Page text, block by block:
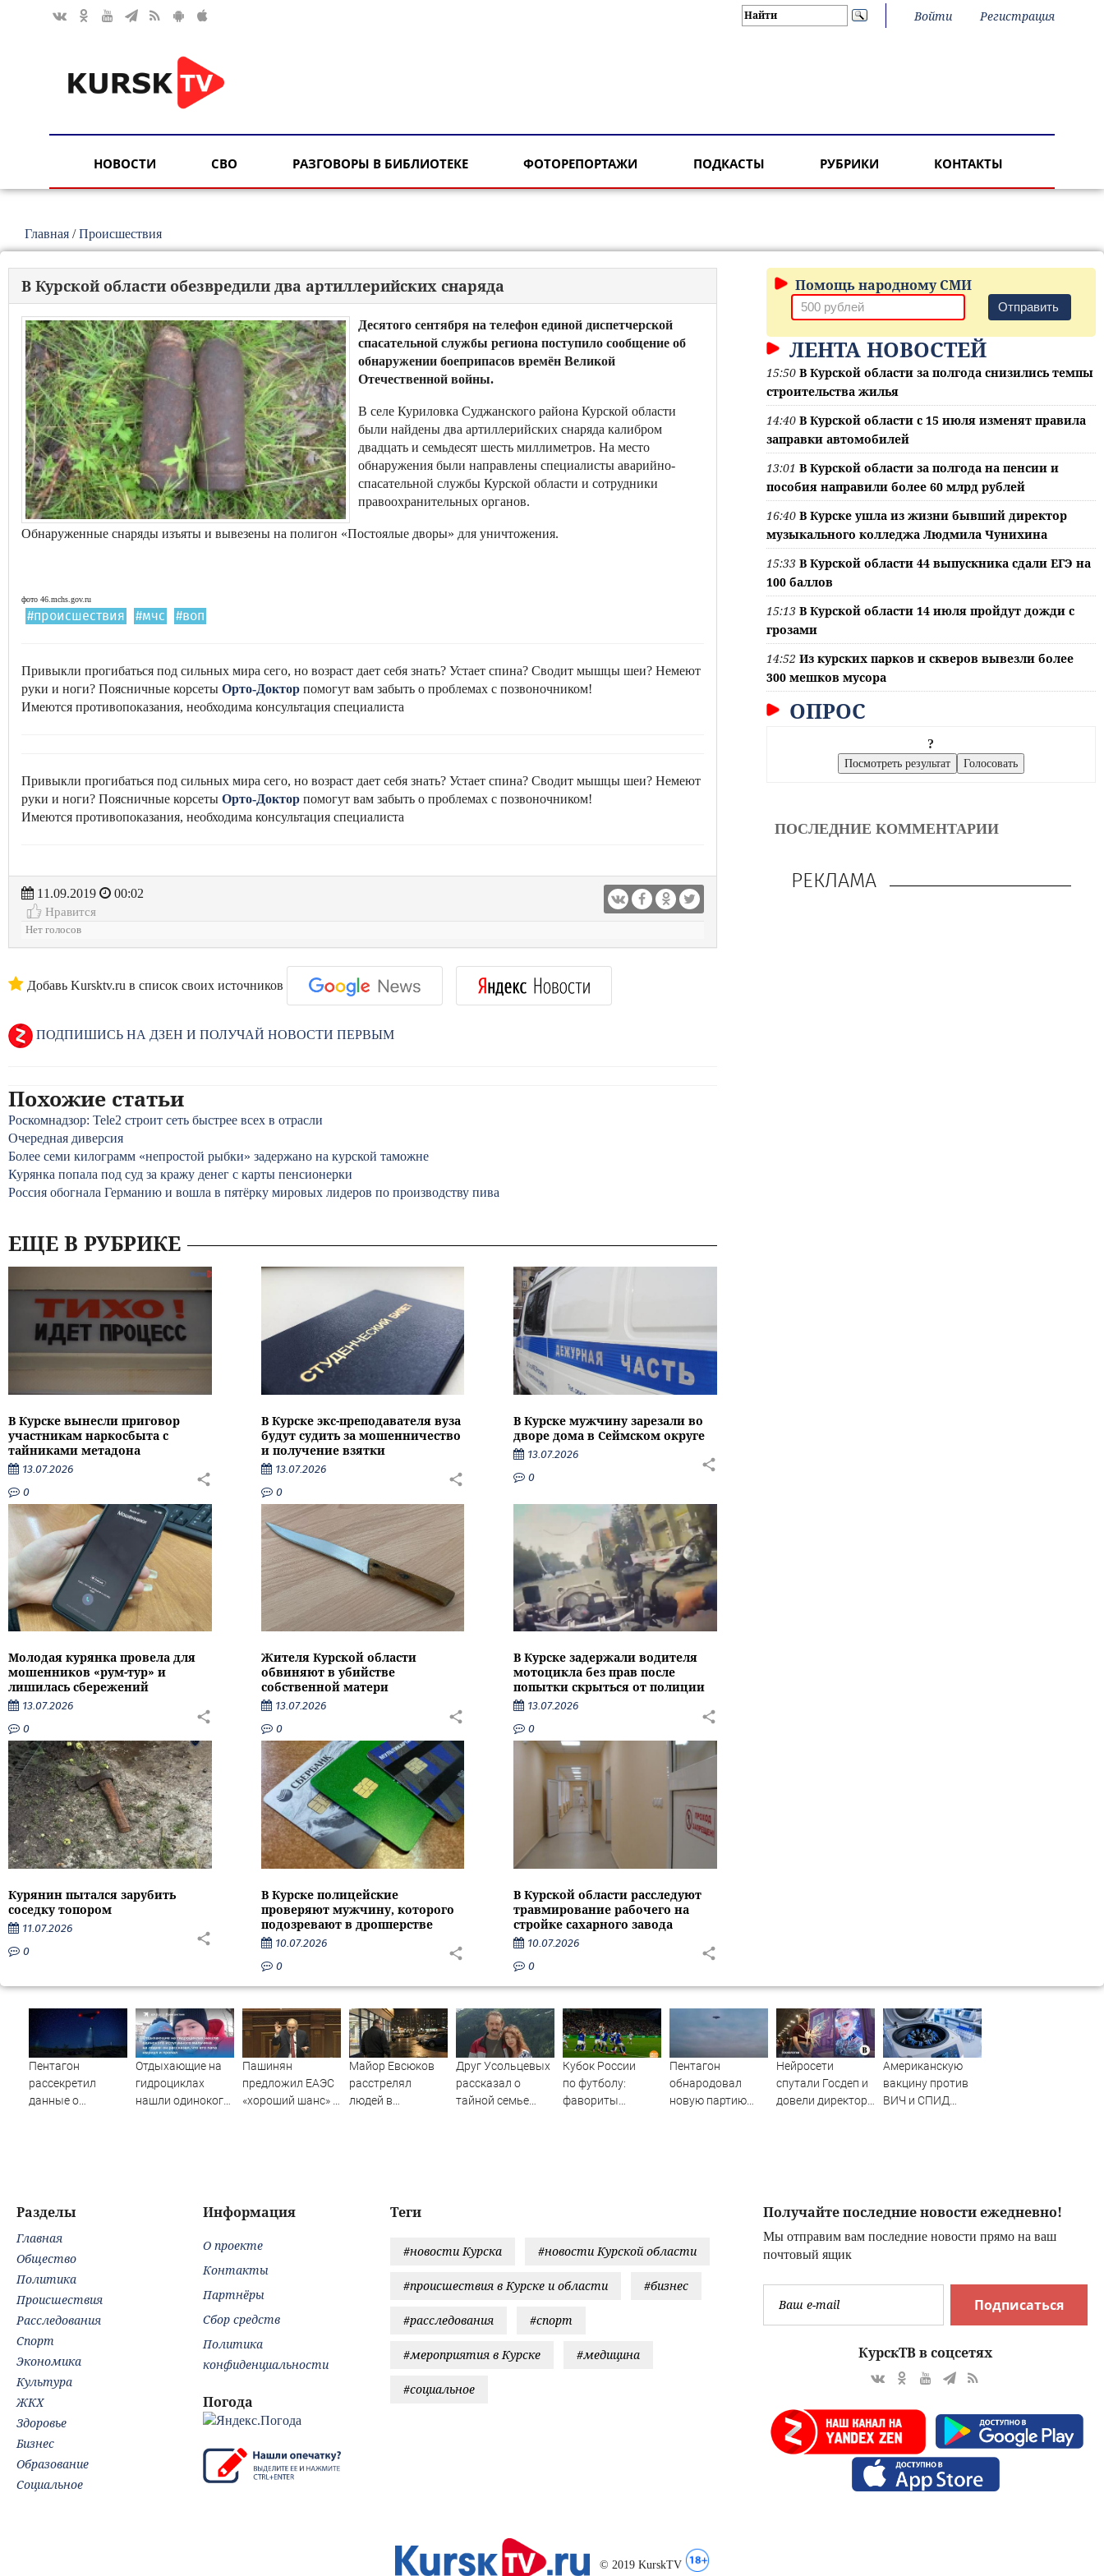
Войти Регистрация
НОВОСТИ СВО РАЗГОВОРЫ В БИБЛИОТЕКЕ ФОТОРЕПОРТАЖИ ПОДКАСТЫ РУБРИКИ КОНТАКТЫ
Главная /Происшествия
В Курской области обезвредили два артиллерийских снаряда
Десятого сентября на телефон единой диспетчерской
спасательной службы региона поступило сообщение об
обнаружении боеприпасов времён Великой
Отечественной войны.
В селе Куриловка Суджанского района Курской области
были найдены два артиллерийских снаряда калибром
двадцать и семьдесят шесть миллиметров. На место
обнаружения были направлены специалисты аварийно-
спасательной службы Курской области и сотрудники
правоохранительных органов.
Обнаруженные снаряды изъяты и вывезены на полигон «Постоялые дворы» для уничтожения.
фото 46.mchs.gov.ru
#происшествия #мчс #воп
Привыкли прогибаться под сильных мира сего, но возраст дает себя знать? Устает спина? Сводит мышцы шеи? Немеют
руки и ноги? Поясничные корсеты Орто-Доктор помогут вам забыть о проблемах с позвоночником!
Имеются противопоказания, необходима консультация специалиста
Привыкли прогибаться под сильных мира сего, но возраст дает себя знать? Устает спина? Сводит мышцы шеи? Немеют
руки и ноги? Поясничные корсеты Орто-Доктор помогут вам забыть о проблемах с позвоночником!
Имеются противопоказания, необходима консультация специалиста
11.09.2019
00:02
Нравится
Нет голосов
Добавь Kursktv.ru в список своих источников
ПОДПИШИСЬ НА ДЗЕН И ПОЛУЧАЙ НОВОСТИ ПЕРВЫМ
Похожие статьи
Роскомнадзор: Tele2 строит сеть быстрее всех в отрасли
Очередная диверсия
Более семи килограмм «непростой рыбки» задержано на курской таможне
Курянка попала под суд за кражу денег с карты пенсионерки
Россия обогнала Германию и вошла в пятёрку мировых лидеров по производству пива
ЕЩЕ В РУБРИКЕ
В Курске вынесли приговор
участникам наркосбыта с
тайниками метадона
13.07.2026
0
В Курске экс-преподавателя вуза
будут судить за мошенничество
и получение взятки
13.07.2026
0
В Курске мужчину зарезали во
дворе дома в Сеймском округе
13.07.2026
0
Молодая курянка провела для
мошенников «рум-тур» и
лишилась сбережений
13.07.2026
0
Жителя Курской области
обвиняют в убийстве
собственной матери
13.07.2026
0
В Курске задержали водителя
мотоцикла без прав после
попытки скрыться от полиции
13.07.2026
0
Курянин пытался зарубить
соседку топором
11.07.2026
0
В Курске полицейские
проверяют мужчину, которого
подозревают в дропперстве
10.07.2026
0
В Курской области расследуют
травмирование рабочего на
стройке сахарного завода
10.07.2026
0
Помощь народному СМИ
Отправить
ЛЕНТА НОВОСТЕЙ
15:50 В Курской области за полгода снизились темпы
строительства жилья
14:40 В Курской области с 15 июля изменят правила
заправки автомобилей
13:01 В Курской области за полгода на пенсии и
пособия направили более 60 млрд рублей
16:40 В Курске ушла из жизни бывший директор
музыкального колледжа Людмила Чунихина
15:33 В Курской области 44 выпускника сдали ЕГЭ на
100 баллов
15:13 В Курской области 14 июля пройдут дожди с
грозами
14:52 Из курских парков и скверов вывезли более
300 мешков мусора
ОПРОС
?
ПОСЛЕДНИЕ КОММЕНТАРИИ
РЕКЛАМА
Пентагон
рассекретил
данные о
Отдыхающие на
гидроциклах
нашли одинокого
Пашинян
предложил ЕАЭС
«хороший шанс» »
Майор Евсюков
расстрелял
людей в
Друг Усольцевых
рассказал о
тайной семье
Кубок России
по футболу:
фавориты
Пентагон
обнародовал
новую партию
Нейросети
спутали Госдеп и
довели директора
Американскую
вакцину против
ВИЧ и СПИД
Получайте последние новости ежедневно!
Мы отправим вам последние новости прямо на ваш
почтовый ящик
Подписаться
КурскТВ в соцсетях
Теги
#новости Курска #новости Курской области
#происшествия в Курске и области #бизнес
#расследования #спорт
#мероприятия в Курске #медицина
#социальное
Разделы
Главная
Общество
Политика
Происшествия
Расследования
Спорт
Экономика
Культура
ЖКХ
Здоровье
Бизнес
Образование
Социальное
Информация
О проекте
Контакты
Партнёры
Сбор средств
Политика
конфиденциальности
Погода
© 2019 KurskTV